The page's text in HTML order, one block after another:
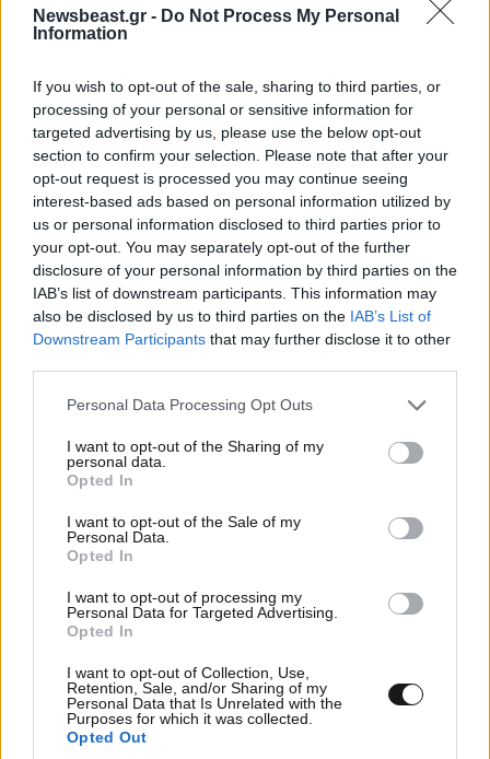
Newsbeast.gr - Do Not Process My Personal
Information
If you wish to opt-out of the sale, sharing to third parties, or
processing of your personal or sensitive information for
targeted advertising by us, please use the below opt-out
section to confirm your selection. Please note that after your
opt-out request is processed you may continue seeing
interest-based ads based on personal information utilized by
us or personal information disclosed to third parties prior to
your opt-out. You may separately opt-out of the further
disclosure of your personal information by third parties on the
IAB’s list of downstream participants. This information may
also be disclosed by us to third parties on the IAB’s List of
Downstream Participants that may further disclose it to other
Please note that this website/app uses one or more Google
not limited to your visit or usage behaviour. You may click to
grant or deny consent to Google and its third-party tags to
use your data for below specified purposes in below Google
consent section.
Personal Data Processing Opt Outs
I want to opt-out of the Sharing of my
personal data.
Opted In
I want to opt-out of the Sale of my
Personal Data.
Opted In
I want to opt-out of processing my
Personal Data for Targeted Advertising.
Opted In
I want to opt-out of Collection, Use,
Retention, Sale, and/or Sharing of my
Personal Data that Is Unrelated with the
Purposes for which it was collected.
Opted Out
Xαρακτήρες: 0/1000
Διαβάστε και ακολουθήστε τους κανόνες σχολιασμού
ΠΡΟΣΘΗΚΗ
TRENDING